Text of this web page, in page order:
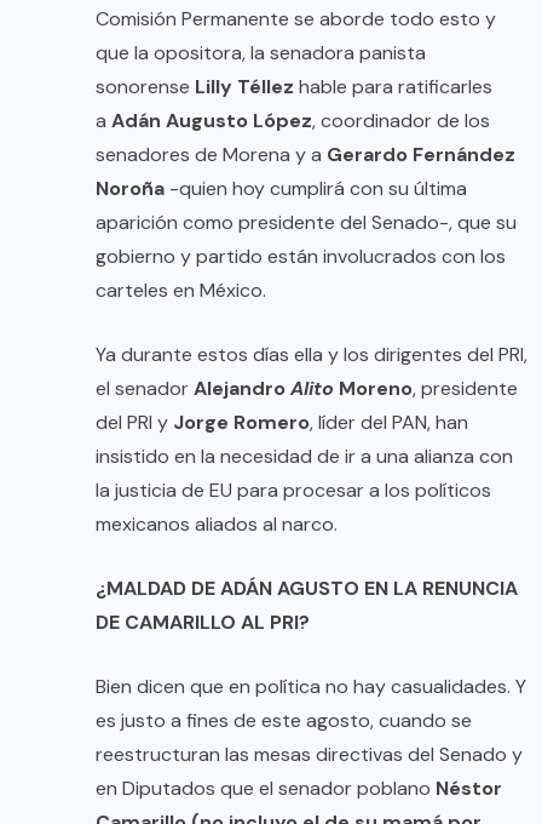
Comisión Permanente se aborde todo esto y
que la opositora, la senadora panista
sonorense Lilly Téllez hable para ratificarles
a Adán Augusto López, coordinador de los
senadores de Morena y a Gerardo Fernández
Noroña -quien hoy cumplirá con su última
aparición como presidente del Senado-, que su
gobierno y partido están involucrados con los
carteles en México.
Ya durante estos días ella y los dirigentes del PRI,
el senadorAlejandroAlito Moreno, presidente
del PRI y Jorge Romero, líder del PAN, han
insistido en la necesidad de ir a una alianza con
la justicia de EU para procesar a los políticos
mexicanos aliados al narco.
¿MALDAD DE ADÁN AGUSTO EN LA RENUNCIA
DE CAMARILLO AL PRI?
Bien dicen que en política no hay casualidades. Y
es justo a fines de este agosto, cuando se
reestructuran las mesas directivas del Senado y
en Diputados que el senador poblano Néstor